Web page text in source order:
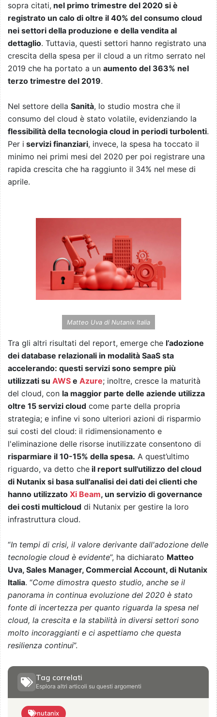
sopra citati, nel primo trimestre del 2020 si è
registrato un calo di oltre il 40% del consumo cloud
nei settori della produzione e della vendita al
dettaglio. Tuttavia, questi settori hanno registrato una
crescita della spesa per il cloud a un ritmo serrato nel
2019 che ha portato a un aumento del 363% nel
terzo trimestre del 2019.
Nel settore della Sanità, lo studio mostra che il
consumo del cloud è stato volatile, evidenziando la
flessibilità della tecnologia cloud in periodi turbolenti.
Per i servizi finanziari, invece, la spesa ha toccato il
minimo nei primi mesi del 2020 per poi registrare una
rapida crescita che ha raggiunto il 34% nel mese di
aprile.
Matteo Uva di Nutanix Italia
Tra gli altri risultati del report, emerge che l’adozione
dei database relazionali in modalità SaaS sta
accelerando: questi servizi sono sempre più
utilizzati su AWS e Azure; inoltre, cresce la maturità
del cloud, con la maggior parte delle aziende utilizza
oltre 15 servizi cloud come parte della propria
strategia; e infine vi sono ulteriori azioni di risparmio
sui costi del cloud: il ridimensionamento e
l'eliminazione delle risorse inutilizzate consentono di
risparmiare il 10-15% della spesa. A quest’ultimo
riguardo, va detto che il report sull'utilizzo del cloud
di Nutanix si basa sull'analisi dei dati dei clienti che
hanno utilizzato Xi Beam, un servizio di governance
dei costi multicloud di Nutanix per gestire la loro
infrastruttura cloud.
“In tempi di crisi, il valore derivante dall'adozione delle
tecnologie cloud è evidente”, ha dichiarato Matteo
Uva, Sales Manager, Commercial Account, di Nutanix
Italia. “Come dimostra questo studio, anche se il
panorama in continua evoluzione del 2020 è stato
fonte di incertezza per quanto riguarda la spesa nel
cloud, la crescita e la stabilità in diversi settori sono
molto incoraggianti e ci aspettiamo che questa
resilienza continui”.
Tag correlati
Esplora altri articoli su questi argomenti
nutanix